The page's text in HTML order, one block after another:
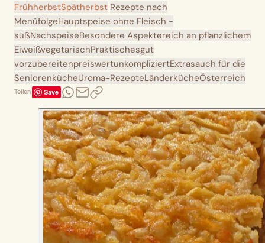
FrühherbstSpätherbst Rezepte nach
MenüfolgeHauptspeise ohne Fleisch -
süßNachspeiseBesondere Aspektereich an pflanzlichem
EiweißvegetarischPraktischesgut
vorzubereitenpreiswertunkompliziertExtrasauch für die
SeniorenkücheUroma-RezepteLänderkücheÖsterreich
Teilen Save